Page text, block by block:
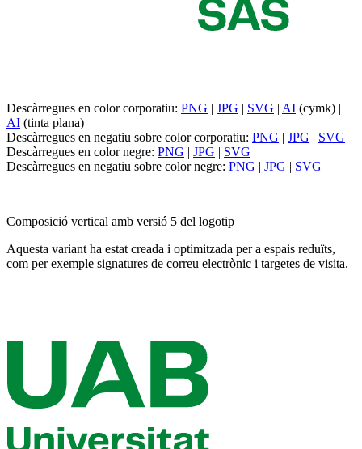
Descàrregues en color corporatiu: PNG | JPG | SVG | AI (cymk) |
AI (tinta plana)
Descàrregues en negatiu sobre color corporatiu: PNG | JPG | SVG
Descàrregues en color negre: PNG | JPG | SVG
Descàrregues en negatiu sobre color negre: PNG | JPG | SVG
Composició vertical amb versió 5 del logotip
Aquesta variant ha estat creada i optimitzada per a espais reduïts,
com per exemple signatures de correu electrònic i targetes de visita.